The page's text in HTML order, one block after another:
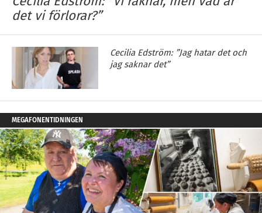
det vi förlorar?”
Cecilia Edström: ”Jag hatar det och
jag saknar det”
MEGAFONENTIDNINGEN